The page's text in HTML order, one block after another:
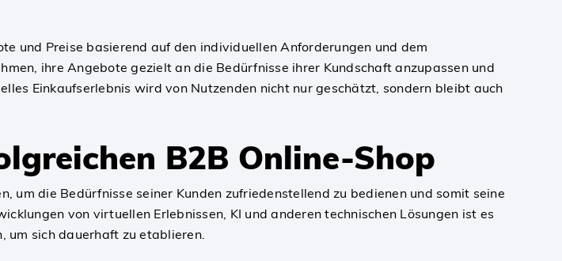
und Preise basierend auf den individuellen Anforderungen und dem
ihre Angebote gezielt an die Bedürfnisse ihrer Kundschaft anzupassen und
Einkaufserlebnis wird von Nutzenden nicht nur geschätzt, sondern bleibt auch
B2B Online-Shop
um die Bedürfnisse seiner Kunden zufriedenstellend zu bedienen und somit seine
von virtuellen Erlebnissen, KI und anderen technischen Lösungen ist es
um sich dauerhaft zu etablieren.